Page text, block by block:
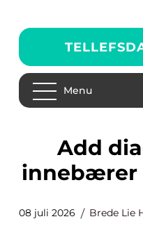
Menu
Add diagnose hva
innebærer
08 juli 2026 Brede Lie